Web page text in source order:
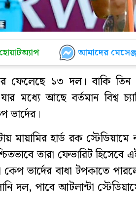
আমাদের
ফেলেছে ১৩ দল। বাকি তিন
মধ্যে আছে বর্তমান বিশ্ব
ভার্দের।
মায়ামির হার্ড রক স্টেডিয়ামে
তারা ফেভারিট হিসেবে
ভার্দের বাধা টপকাতে
দল, পাবে আটলান্টা